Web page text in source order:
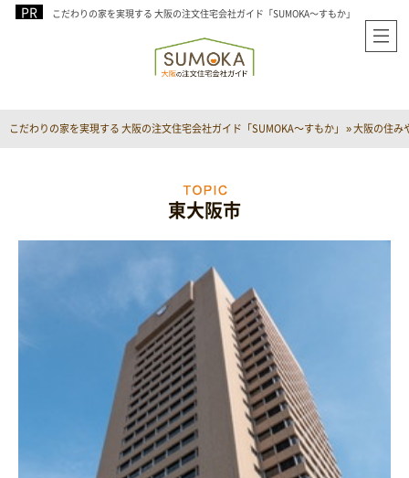
こだわりの家を実現する 大阪の注文住宅会社ガイド「SUMOKA～すもか」
こだわりの家を実現する 大阪の注文住宅会社ガイド「SUMOKA～すもか」 »大阪の住み
東大阪市